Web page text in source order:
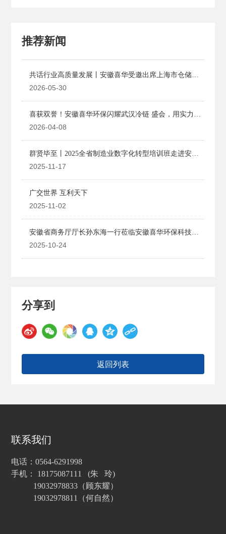
推荐新闻
共话行业高质量发展丨安徽喜华受邀出席上海市仓储与
配送行业协会理事会
2026-05-30
喜获双誉！安徽喜华环保闪耀武汉冷链 盛会，用实力诠
释行业担当。
2026-04-08
群贤毕至丨2025全省制造业数字化转型培训班走进安徽
喜华
2025-11-17
广交世界 ​互利天下
2025-11-02
安徽省商务厅厅长孙东海一行莅临安徽喜华环保科技有
限公司调研指导
2025-10-24
分享到
返回列表
联系我们
电话：0564-6291998
手机： 18175087111 (朱 玲)
19032978833（顾东耀）
19032978811（何自然）